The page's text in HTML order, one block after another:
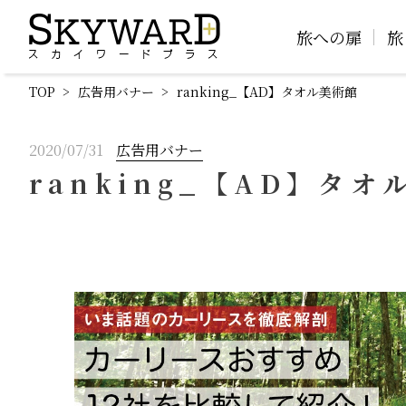
旅への扉
TOP 広告用バナー ranking_【AD】タオル美術館
2020/07/31 広告用バナー
ranking_【AD】タオ